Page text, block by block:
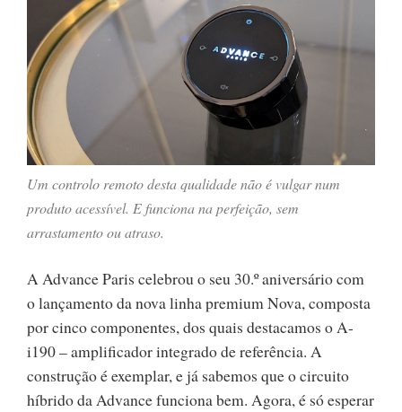
Um controlo remoto desta qualidade não é vulgar num
produto acessível. E funciona na perfeição, sem
arrastamento ou atraso.
A Advance Paris celebrou o seu 30.º aniversário com
o lançamento da nova linha premium Nova, composta
por cinco componentes, dos quais destacamos o A-
i190 – amplificador integrado de referência. A
construção é exemplar, e já sabemos que o circuito
híbrido da Advance funciona bem. Agora, é só esperar